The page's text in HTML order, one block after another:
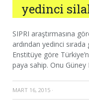
yedinci
SIPRI araştırmasına
ardından yedinci sırada
Enstitüye göre
paya sahip. Onu
MART 16, 2015 ·